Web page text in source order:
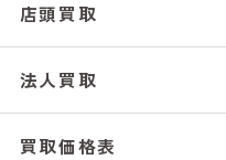
店頭買取
法人買取
買取価格表